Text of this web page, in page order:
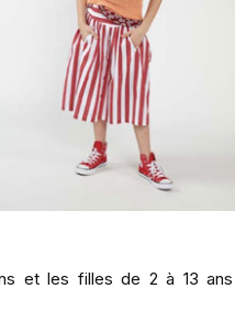
et les filles de 2 à 13